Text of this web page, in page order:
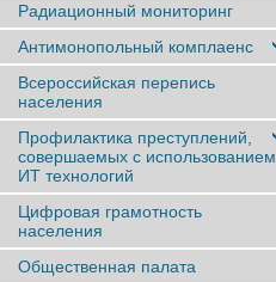
Радиационный мониторинг
Антимонопольный комплаенс
Всероссийская перепись
населения
Профилактика преступлений,
совершаемых с использованием
ИТ технологий
Цифровая грамотность
населения
Общественная палата